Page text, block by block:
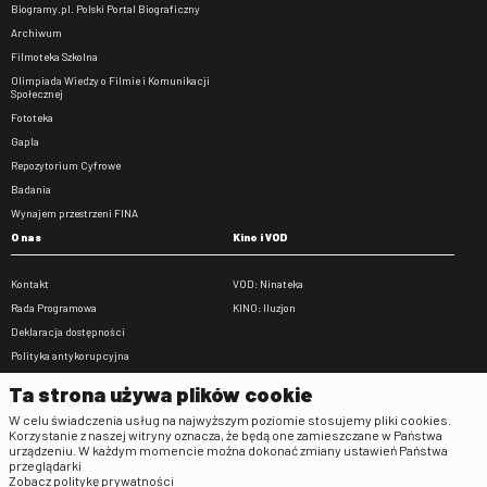
Biogramy.pl. Polski Portal Biograficzny
Archiwum
Filmoteka Szkolna
Olimpiada Wiedzy o Filmie i Komunikacji
Społecznej
Fototeka
Gapla
Repozytorium Cyfrowe
Badania
Wynajem przestrzeni FINA
O nas
Kontakt
Rada Programowa
Deklaracja dostępności
Polityka antykorupcyjna
Zamówienia publiczne
Praca w FINA
Kino i VOD
VOD: Ninateka
KINO: Iluzjon
Regulaminy
Ta strona używa plików cookie
W celu świadczenia usług na najwyższym poziomie stosujemy pliki cookies.
Korzystanie z naszej witryny oznacza, że będą one zamieszczane w Państwa
urządzeniu. W każdym momencie można dokonać zmiany ustawień Państwa
przeglądarki
Zobacz politykę prywatności